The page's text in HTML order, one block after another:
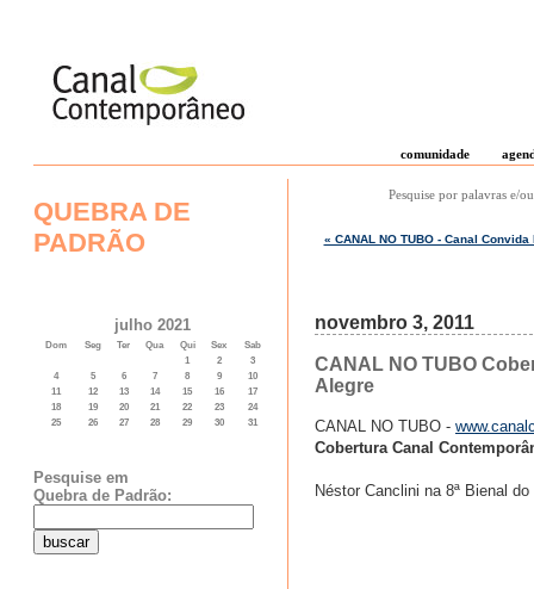
comunidade
QUEBRA DE
PADRÃO
julho 2021
Dom Seg Ter Qua Qui Sex
Sab
1
2
3
4
5 6 7 8 9
10
11
12 13 14 15 16
17
18
19 20 21 22 23
24
25
26 27 28 29 30 31
Pesquise em
Quebra de Padrão:
Pesquise por palavras e/
« CANAL NO TUBO - Canal
novembro 3, 2011
CANAL NO TUBO
Alegre
CANAL NO TUBO -
Cobertura Canal
Néstor Canclini na 8ª Bienal